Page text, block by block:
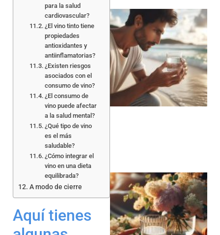
para la salud
cardiovascular?
¿El vino tinto tiene
propiedades
antioxidantes y
antiinflamatorias?
¿Existen riesgos
asociados con el
consumo de vino?
¿El consumo de
vino puede afectar
a la salud mental?
¿Qué tipo de vino
es el más
saludable?
¿Cómo integrar el
vino en una dieta
equilibrada?
A modo de cierre
Aquí tienes